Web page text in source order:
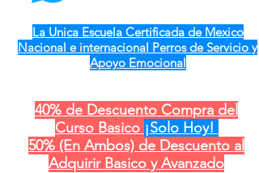
La Unica Escuela Certificada de Mexico
Nacional e internacional Perros de Servicio y
Apoyo Emocional
40% de Descuento Compra del
Curso Basico ¡Solo Hoy!
50% (En Ambos) de Descuento al
Adquirir Basico y Avanzado